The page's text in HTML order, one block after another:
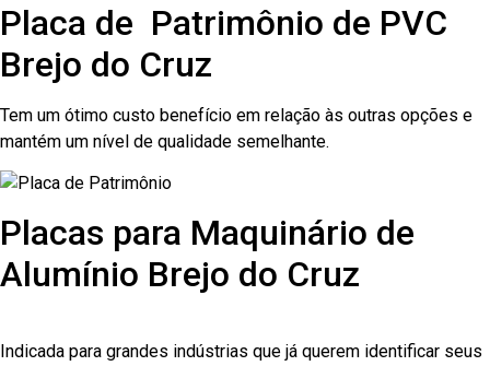
Placa de Patrimônio de PVC
Brejo do Cruz
Tem um ótimo custo benefício em relação às outras opções e
mantém um nível de qualidade semelhante.
Placas para Maquinário de
Alumínio Brejo do Cruz
Indicada para grandes indústrias que já querem identificar seus